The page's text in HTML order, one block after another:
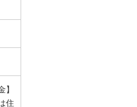
】
住